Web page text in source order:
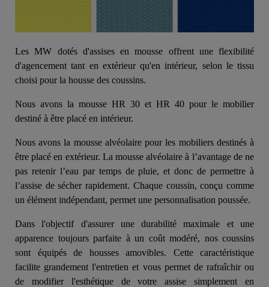
Les MW dotés d'assises en mousse offrent une flexibilité
d'agencement tant en extérieur qu'en intérieur, selon le tissu
choisi pour la housse des coussins.
Nous avons la mousse HR 30 et HR 40 pour le mobilier
destiné à être placé en intérieur.
Nous avons la mousse alvéolaire pour les mobiliers destinés à
être placé en extérieur. La mousse alvéolaire à l’avantage de ne
pas retenir l’eau par temps de pluie, et donc de permettre à
l’assise de sécher rapidement. Chaque coussin, conçu comme
un élément indépendant, permet une personnalisation poussée.
Dans l'objectif d'assurer une durabilité maximale et une
apparence toujours parfaite à un coût modéré, nos coussins
sont équipés de housses amovibles. Cette caractéristique
facilite grandement l'entretien et vous permet de rafraîchir ou
de modifier l'esthétique de votre assise simplement en